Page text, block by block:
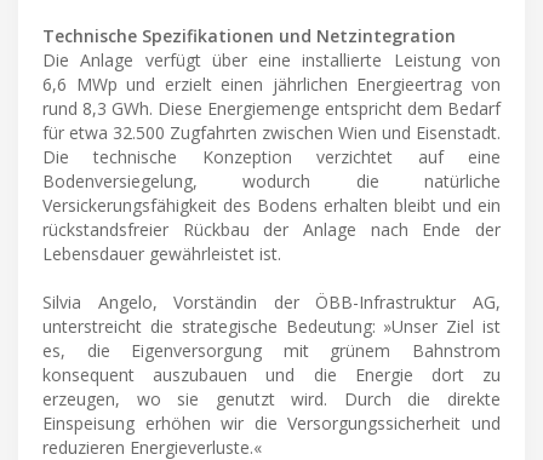
Technische Spezifikationen und Netzintegration
Die Anlage verfügt über eine installierte Leistung von
6,6 MWp und erzielt einen jährlichen Energieertrag von
rund 8,3 GWh. Diese Energiemenge entspricht dem Bedarf
für etwa 32.500 Zugfahrten zwischen Wien und Eisenstadt.
Die technische Konzeption verzichtet auf eine
Bodenversiegelung, wodurch die natürliche
Versickerungsfähigkeit des Bodens erhalten bleibt und ein
rückstandsfreier Rückbau der Anlage nach Ende der
Lebensdauer gewährleistet ist.
Silvia Angelo, Vorständin der ÖBB-Infrastruktur AG,
unterstreicht die strategische Bedeutung: »Unser Ziel ist
es, die Eigenversorgung mit grünem Bahnstrom
konsequent auszubauen und die Energie dort zu
erzeugen, wo sie genutzt wird. Durch die direkte
Einspeisung erhöhen wir die Versorgungssicherheit und
reduzieren Energieverluste.«